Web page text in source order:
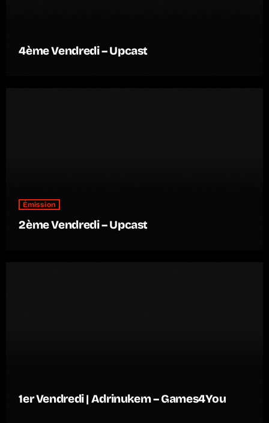
4ème Vendredi – Upcast
Émission
2ème Vendredi – Upcast
1er Vendredi | Adrinukem – Games4You